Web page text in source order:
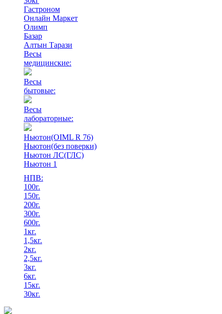
Гастроном
Онлайн Маркет
Олимп
Базар
Алтын Тарази
Весы
медицинские:
Весы
бытовые:
Весы
лабораторные:
Ньютон(OIML R 76)
Ньютон(без поверки)
Ньютон ЛС(ГЛС)
Ньютон 1
НПВ:
100г.
150г.
200г.
300г.
600г.
1кг.
1,5кг.
2кг.
2,5кг.
3кг.
6кг.
15кг.
30кг.